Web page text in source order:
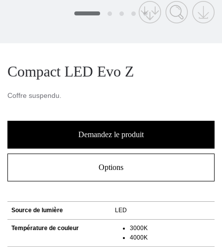
Compact LED Evo Z
Coffre suspendu.
Demandez le produit
Options
Source de lumière LED
Température de couleur
3000K
4000K